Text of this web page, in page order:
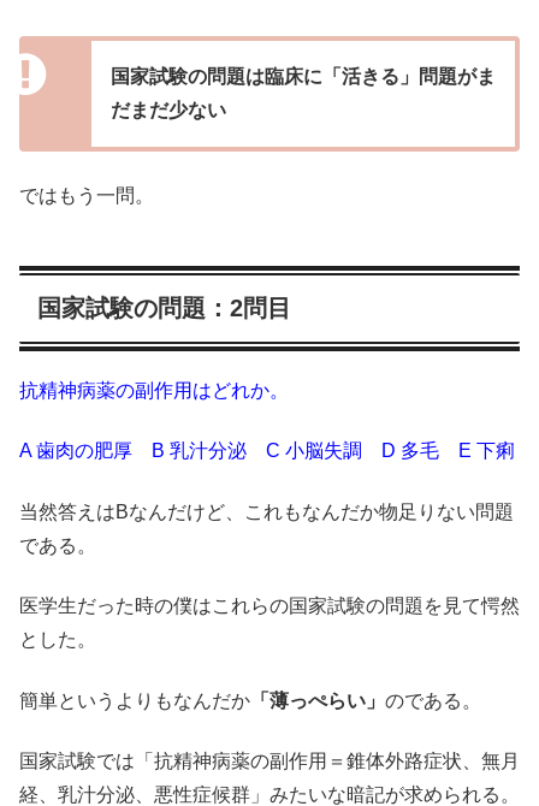
国家試験の問題は臨床に「活きる」問題がま
だまだ少ない
ではもう一問。
国家試験の問題：2問目
抗精神病薬の副作用はどれか。
A 歯肉の肥厚 B 乳汁分泌 C 小脳失調 D 多毛 E 下痢
当然答えはBなんだけど、これもなんだか物足りない問題
である。
医学生だった時の僕はこれらの国家試験の問題を見て愕然
とした。
簡単というよりもなんだか 「薄っぺらい」 のである。
国家試験では「抗精神病薬の副作用＝錐体外路症状、無月
経、乳汁分泌、悪性症候群」みたいな暗記が求められる。